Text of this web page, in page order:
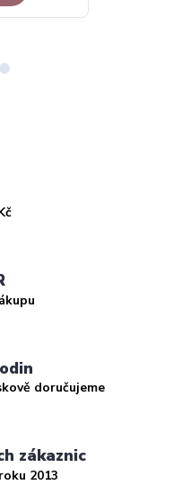
doručujeme
zákaznic
2013